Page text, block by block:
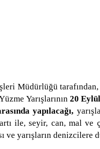
Müdürlüğü tarafından,
Yarışlarının20
yapılacağı,
ile, seyir, can, mal
ve yarışların denizcilere